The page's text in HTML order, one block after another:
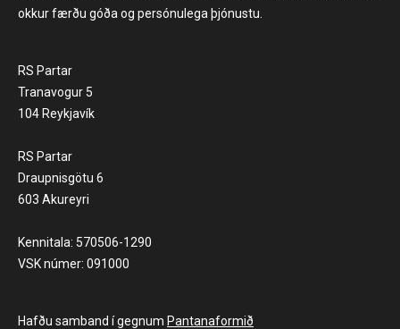
okkur færðu góða og persónulega þjónustu.
RS Partar
Tranavogur 5
104 Reykjavík
RS Partar
Draupnisgötu 6
603 Akureyri
Kennitala: 570506-1290
VSK númer: 091000
Hafðu samband í gegnum Pantanaformið